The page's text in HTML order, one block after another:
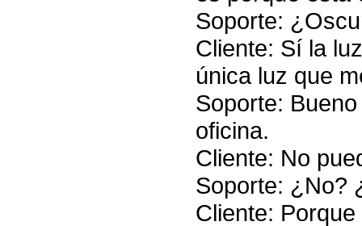
Soporte:
Cliente: Sí la
única luz que
Soporte:
oficina.
Cliente: No
Soporte: ¿No?
Cliente: